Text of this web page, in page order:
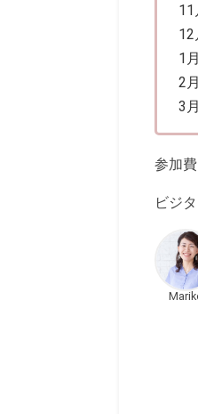
11
12
1
2
3
参加
ビジ